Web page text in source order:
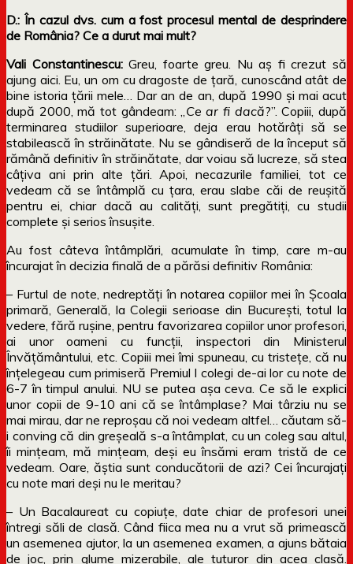
D.: În cazul dvs. cum a fost procesul mental de desprindere
de România? Ce a durut mai mult?
Vali Constantinescu:Greu, foarte greu. Nu aș fi crezut să
ajung aici. Eu, un om cu dragoste de țară, cunoscând atât de
bine istoria țării mele… Dar an de an, după 1990 și mai acut
după 2000, mă tot gândeam: „ Ce ar fi dacă?”. Copiii, după
terminarea studiilor superioare, deja erau hotărâți să se
stabilească în străinătate. Nu se gândiseră de la început să
rămână definitiv în străinătate, dar voiau să lucreze, să stea
câțiva ani prin alte țări. Apoi, necazurile familiei, tot ce
vedeam că se întâmplă cu țara, erau slabe căi de reușită
pentru ei, chiar dacă au calități, sunt pregătiți, cu studii
complete și serios însușite.
Au fost câteva întâmplări, acumulate în timp, care m-au
încurajat în decizia finală de a părăsi definitiv România:
– Furtul de note, nedreptăți în notarea copiilor mei în Școala
primară, Generală, la Colegii serioase din București, totul la
vedere, fără rușine, pentru favorizarea copiilor unor profesori,
ai unor oameni cu funcții, inspectori din Ministerul
Învățământului, etc. Copiii mei îmi spuneau, cu tristețe, că nu
înțelegeau cum primiseră Premiul I colegi de-ai lor cu note de
6-7 în timpul anului. NU se putea așa ceva. Ce să le explici
unor copii de 9-10 ani că se întâmplase? Mai târziu nu se
mai mirau, dar ne reproșau că noi vedeam altfel… căutam să-
i conving că din greșeală s-a întâmplat, cu un coleg sau altul,
îi mințeam, mă mințeam, deși eu însămi eram tristă de ce
vedeam. Oare, ăștia sunt conducătorii de azi? Cei încurajați
cu note mari deși nu le meritau?
– Un Bacalaureat cu copiuțe, date chiar de profesori unei
întregi săli de clasă. Când fiica mea nu a vrut să primească
un asemenea ajutor, la un asemenea examen, a ajuns bătaia
de joc, prin glume mizerabile, ale tuturor din acea clasă.